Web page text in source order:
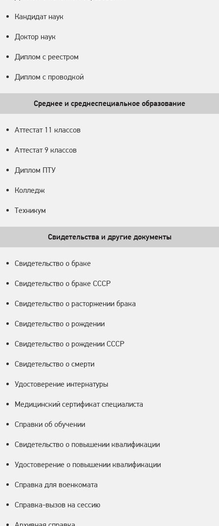
Кандидат наук
Доктор наук
Диплом с реестром
Диплом с проводкой
Среднее и среднеспециальное образование
Аттестат 11 классов
Аттестат 9 классов
Диплом ПТУ
Колледж
Техникум
Свидетельства и другие документы
Свидетельство о браке
Свидетельство о браке СССР
Свидетельство о расторжении брака
Свидетельство о рождении
Свидетельство о рождении СССР
Свидетельство о смерти
Удостоверение интернатуры
Медицинский сертификат специалиста
Справки об обучении
Свидетельство о повышении квалификации
Удостоверение о повышении квалификации
Справка для военкомата
Справка-вызов на сессию